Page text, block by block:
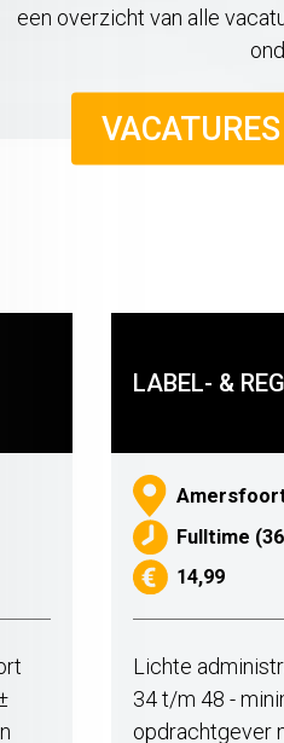
een overzicht van alle
LABEL- &
Fulltime
14,99
Lichte
34 t/m 48 -
opdrachtgever